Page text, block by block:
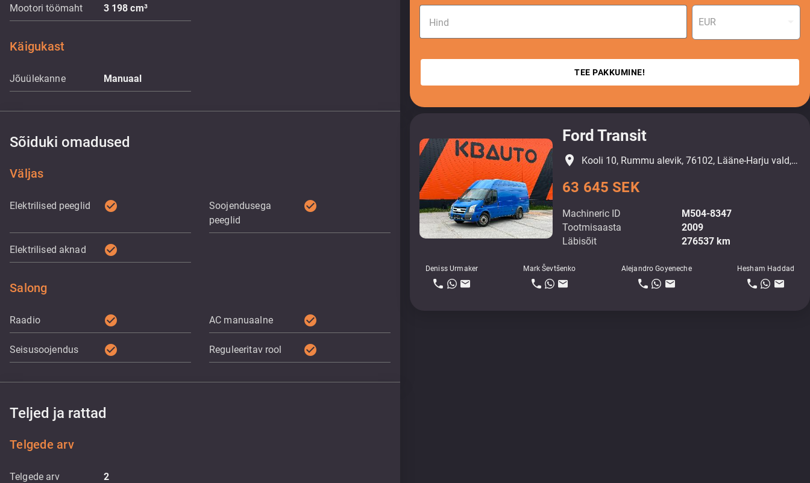
Mootori töömaht 3 198cm³
Käigukast
Jõuülekanne Manuaal
Sõiduki omadused
Väljas
Elektrilised peeglid check_circle
Soojendusega
peeglid
check_circle
Elektrilised aknad check_circle
Salong
Raadio check_circle AC manuaalne check_circle
Seisusoojendus check_circle Reguleeritav rool check_circle
Teljed ja rattad
Telgede arv
Telgede arv 2
Hind EUR
TEE PAKKUMINE!
Ford Transit
Machineric ID
M504-8347
Tootmisaasta
2009
Läbisõit
276537 km
Deniss Urmaker Mark Ševtšenko Alejandro Goyeneche Hesham Haddad
63 645 SEK
place Kooli 10, Rummu alevik, 76102, Lääne-Harju vald, Harjumaa